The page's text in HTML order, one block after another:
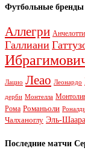
Футбольные бренды
Аллегри Анчелотти
Галлиани
Лацио Леао Леонардо
дерби Монтелла
Рома Романьоли
Чалханоглу Эль-
Последние матчи